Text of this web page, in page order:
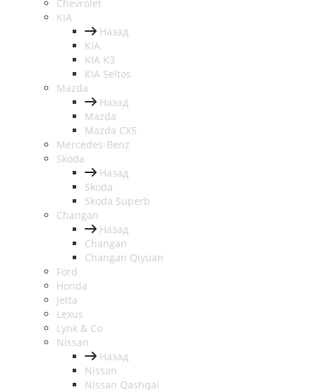
Chevrolet
KIA
Назад
KIA
KIA K3
KIA Seltos
Mazda
Назад
Mazda
Mazda CX5
Mercedes-Benz
Skoda
Назад
Skoda
Skoda Superb
Changan
Назад
Changan
Changan Qiyuan
Ford
Honda
Jetta
Lexus
Lynk & Co
Nissan
Назад
Nissan
Nissan Qashqai